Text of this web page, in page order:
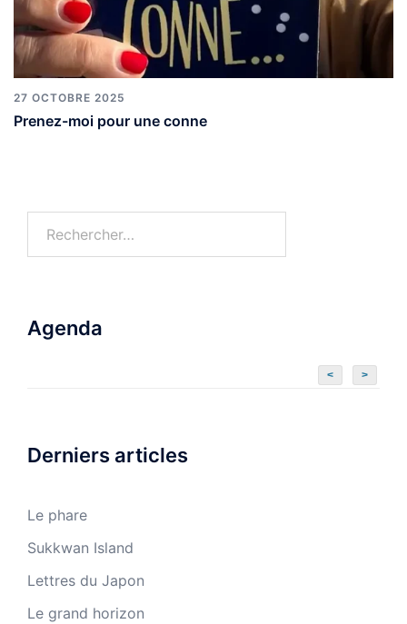
27 OCTOBRE 2025
Prenez-moi pour une conne
Agenda
< >
Derniers articles
Le phare
Sukkwan Island
Lettres du Japon
Le grand horizon